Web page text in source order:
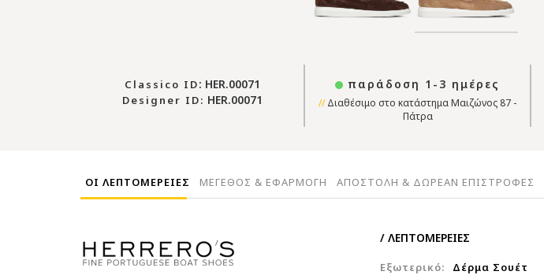
Classico ID: HER.00071
Designer ID: HER.00071
παράδοση 1-3 ημέρες
Διαθέσιμο στο κατάστημα Μαιζώνος 87 -
Πάτρα
ΟΙ ΛΕΠΤΟΜΕΡΕΙΕΣ ΜΕΓΕΘΟΣ & ΕΦΑΡΜΟΓΗ ΑΠΟΣΤΟΛΗ & ΔΩΡΕΑΝ ΕΠΙΣΤΡΟΦΕΣ
/ ΛΕΠΤΟΜΕΡΕΙΕΣ
Εξωτερικό:
Δέρμα Σουέτ